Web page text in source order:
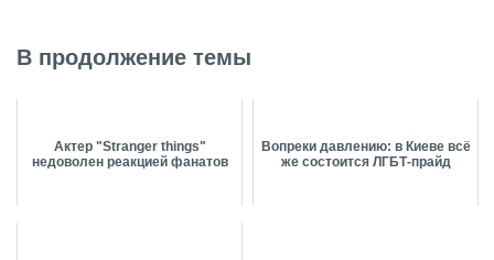
В продолжение темы
Актер "Stranger things"
недоволен реакцией фанатов
Вопреки давлению: в Киеве всё
же состоится ЛГБТ-прайд